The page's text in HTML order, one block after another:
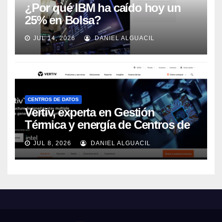
¿Por qué IBM ha caído hoy un
25% en Bolsa?
JUL 14, 2026 DANIEL ALGUACIL
CENTROS DE DATOS
Vertiv, experta en Gestión
Térmica y energía de Centros de
Datos, sigue su crecimiento
imparable
JUL 8, 2026 DANIEL ALGUACIL